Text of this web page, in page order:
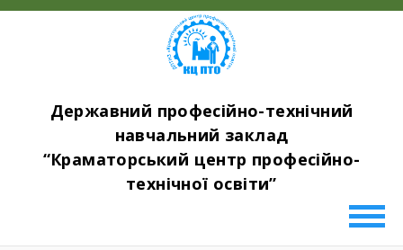
Державний професійно-технічний
навчальний заклад
“Краматорський центр професійно-
технічної освіти”